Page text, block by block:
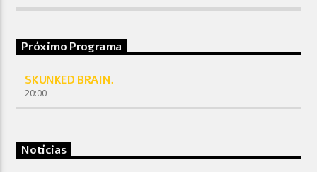
Próximo Programa
SKUNKED BRAIN.
20:00
Notícias